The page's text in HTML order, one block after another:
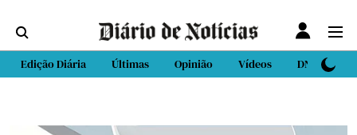
Edição Diária Últimas Opinião Vídeos DN Sport